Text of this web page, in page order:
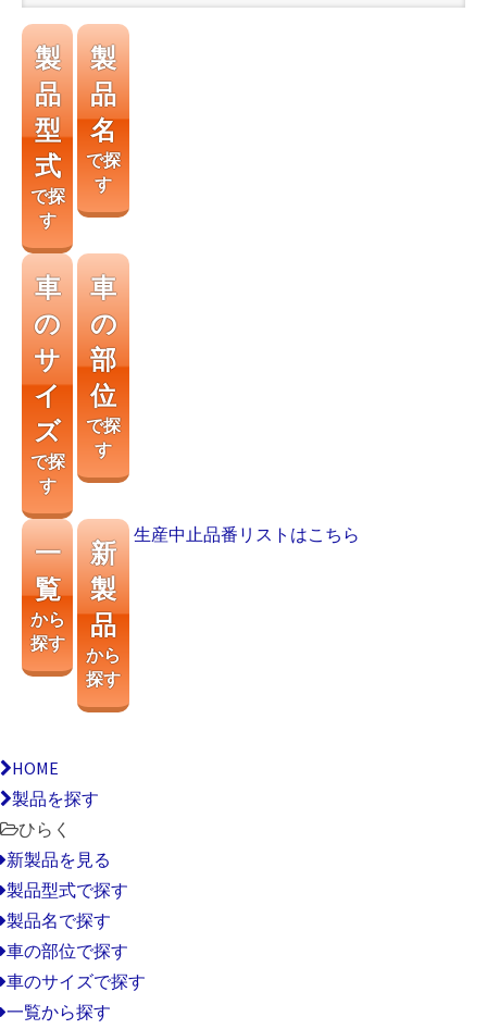
製
品
型
式
で探
す
製
品
名
で探
す
車
の
サ
イ
ズ
で探
す
車
の
部
位
で探
す
一
覧
から
探す
新
製
品
から
探す
生産中止品番リストはこちら
HOME
製品を探す
ひらく
新製品を見る
製品型式で探す
製品名で探す
車の部位で探す
車のサイズで探す
一覧から探す